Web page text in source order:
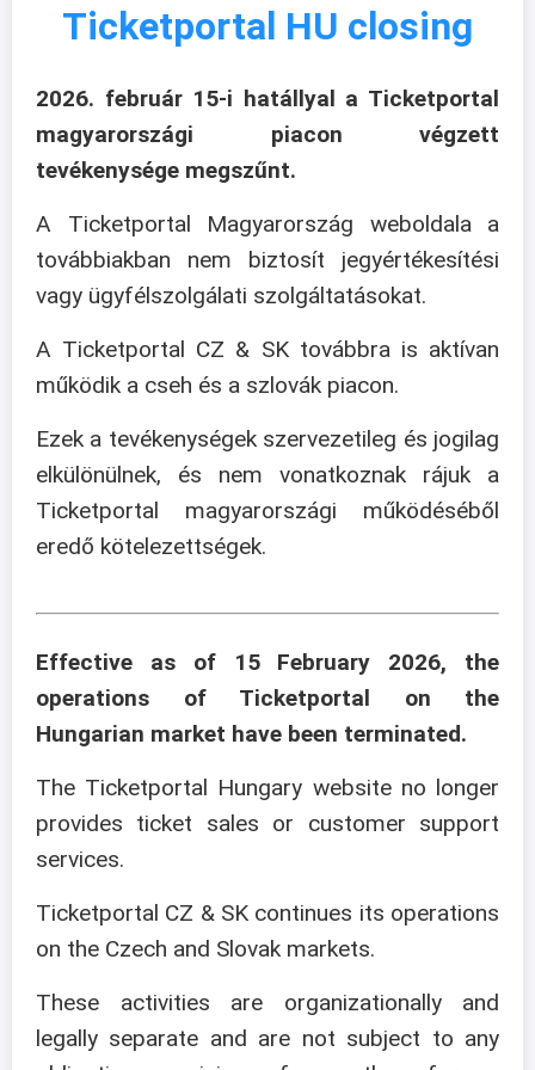
Ticketportal HU closing
2026. február 15-i hatállyal a Ticketportal
magyarországi piacon végzett
tevékenysége megszűnt.
A Ticketportal Magyarország weboldala a
továbbiakban nem biztosít jegyértékesítési
vagy ügyfélszolgálati szolgáltatásokat.
A Ticketportal CZ & SK továbbra is aktívan
működik a cseh és a szlovák piacon.
Ezek a tevékenységek szervezetileg és jogilag
elkülönülnek, és nem vonatkoznak rájuk a
Ticketportal magyarországi működéséből
eredő kötelezettségek.
Effective as of 15 February 2026, the
operations of Ticketportal on the
Hungarian market have been terminated.
The Ticketportal Hungary website no longer
provides ticket sales or customer support
services.
Ticketportal CZ & SK continues its operations
on the Czech and Slovak markets.
These activities are organizationally and
legally separate and are not subject to any